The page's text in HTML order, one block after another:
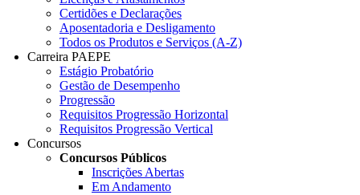
Certidões e Declarações
Aposentadoria e Desligamento
Todos os Produtos e Serviços (A-Z)
Carreira PAEPE
Estágio Probatório
Gestão de Desempenho
Progressão
Requisitos Progressão Horizontal
Requisitos Progressão Vertical
Concursos
Concursos Públicos
Inscrições Abertas
Em Andamento